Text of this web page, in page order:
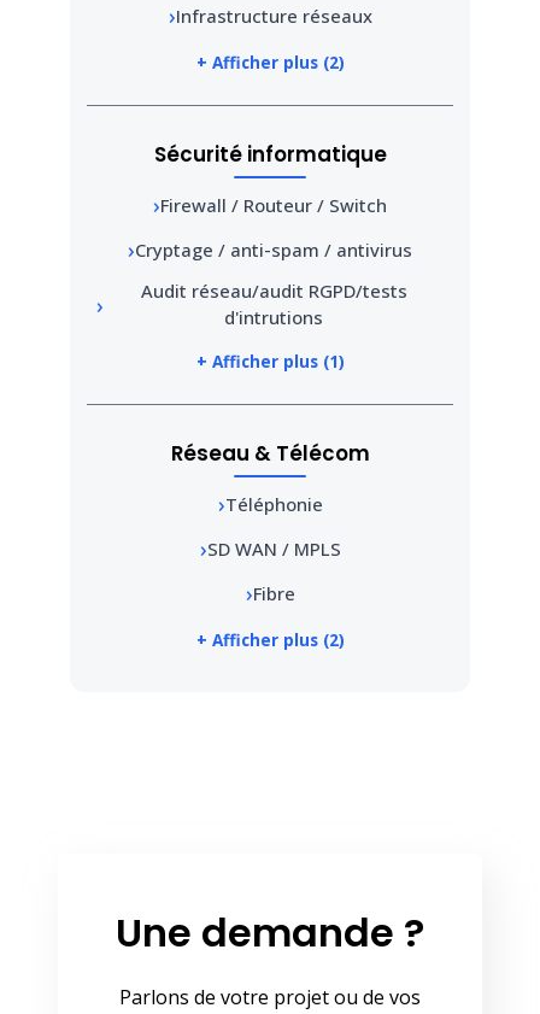
Infrastructure réseaux
+ Afficher plus (2)
Sécurité informatique
Firewall / Routeur / Switch
Cryptage / anti-spam / antivirus
Audit réseau/audit RGPD/tests
d'intrutions
+ Afficher plus (1)
Réseau & Télécom
Téléphonie
SD WAN / MPLS
Fibre
+ Afficher plus (2)
Une demande ?
Parlons de votre projet ou de vos